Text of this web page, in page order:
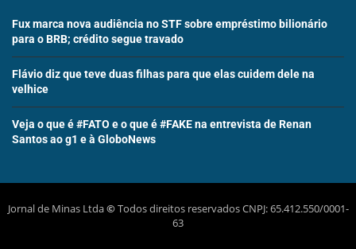
Fux marca nova audiência no STF sobre empréstimo bilionário
para o BRB; crédito segue travado
Flávio diz que teve duas filhas para que elas cuidem dele na
velhice
Veja o que é #FATO e o que é #FAKE na entrevista de Renan
Santos ao g1 e à GloboNews
Jornal de Minas Ltda©Todos direitos reservados CNPJ: 65.412.550/0001-
63